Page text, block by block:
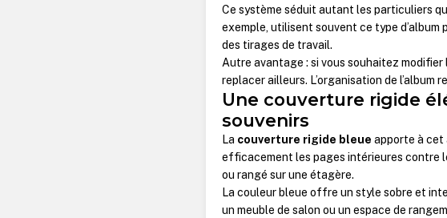
Ce système séduit autant les particuliers
exemple, utilisent souvent ce type
des tirages de travail.
Autre avantage : si vous souhaitez
replacer ailleurs. L’organisation de
Une couverture rigide
souvenirs
La couverture rigide bleue apporte à cet
efficacement les pages intérieures contre
ou rangé sur une étagère.
La couleur bleue offre un style sobre et
un meuble de salon ou un espace de